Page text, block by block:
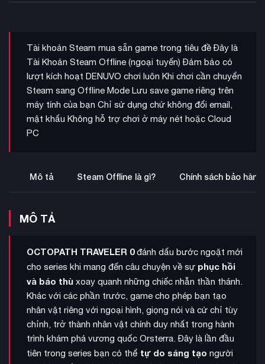
Tài khoản Steam mua sẵn game trong tiêu đề Đây là
Tài Khoản Steam Offline (ngoại tuyến) Đảm bảo có
lượt kích hoạt DENUVO chơi luôn Khi chơi cần chuyển
Steam sang Offline Mode Lưu save game riêng trên
máy tính của bạn Chỉ sử dụng chứ không đổi email,
mật khẩu Không hỗ trợ chơi ở máy nét hoặc Cloud
PC
Mô tả Steam Offline là gì? Chính sách bảo hành
MÔ TẢ
OCTOPATH TRAVELER 0đánh dấu bước ngoặt mới
cho series khi mang đến câu chuyện về sự phục hồi
và báo thù xoay quanh những chiếc nhẫn thần thánh.
Khác với các phần trước, game cho phép bạn tạo
nhân vật riêng với ngoại hình, giọng nói và cử chỉ tùy
chỉnh, trở thành nhân vật chính duy nhất trong hành
trình khám phá vương quốc Orsterra. Đây là lần đầu
tiên trong series bạn có thể tự do sáng tạo người